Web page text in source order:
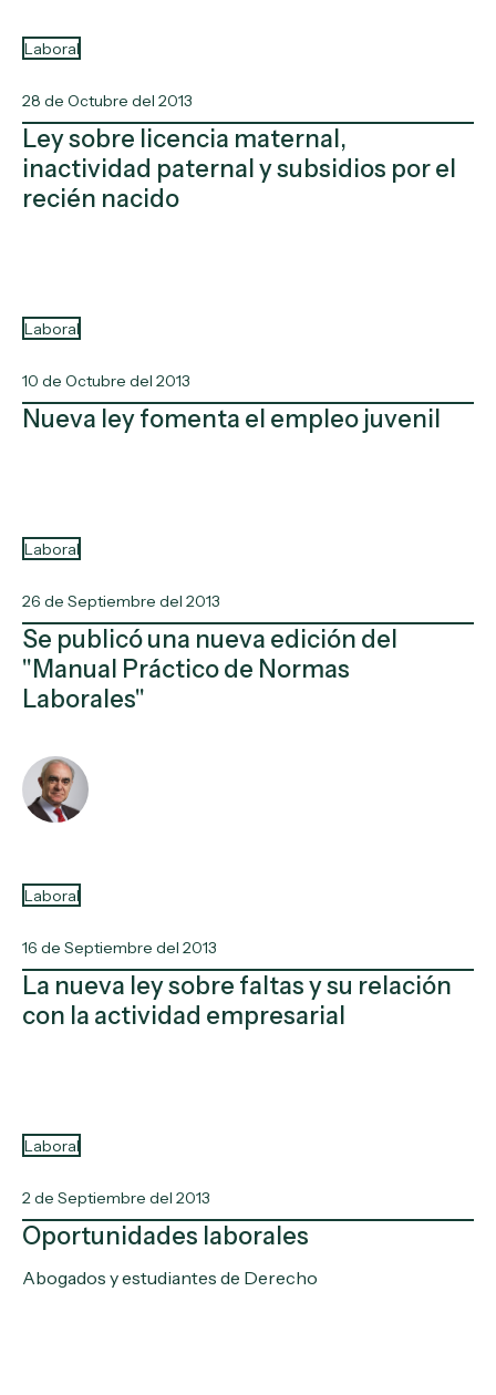
Laboral
28 de Octubre del 2013
Ley sobre licencia maternal,
inactividad paternal y subsidios por el
recién nacido
Laboral
10 de Octubre del 2013
Nueva ley fomenta el empleo juvenil
Laboral
26 de Septiembre del 2013
Se publicó una nueva edición del
"Manual Práctico de Normas
Laborales"
Laboral
16 de Septiembre del 2013
La nueva ley sobre faltas y su relación
con la actividad empresarial
Laboral
2 de Septiembre del 2013
Oportunidades laborales
Abogados y estudiantes de Derecho